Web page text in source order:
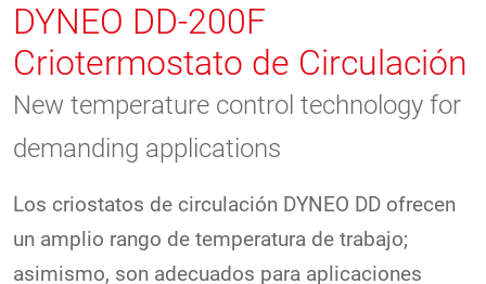
DYNEO DD-200F
Criotermostato de Circulación
New temperature control technology for
demanding applications
Los criostatos de circulación DYNEO DD ofrecen
un amplio rango de temperatura de trabajo;
asimismo, son adecuados para aplicaciones